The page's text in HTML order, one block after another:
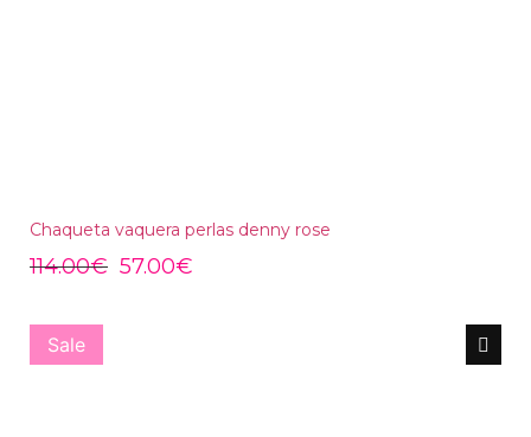
Chaqueta vaquera perlas denny rose
114.00€ 57.00€
Sale